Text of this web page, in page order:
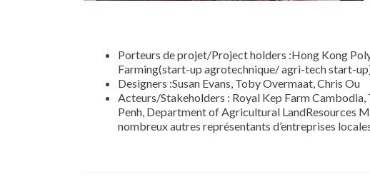
Porteurs de projet/Project holders :Hong Kong
Farming(start-up agrotechnique/ agri-tech start-
Designers :Susan Evans, Toby Overmaat, Chris Ou
Acteurs/Stakeholders : Royal Kep Farm
Penh, Department of Agricultural LandResources
nombreux autres représentants d’entreprises